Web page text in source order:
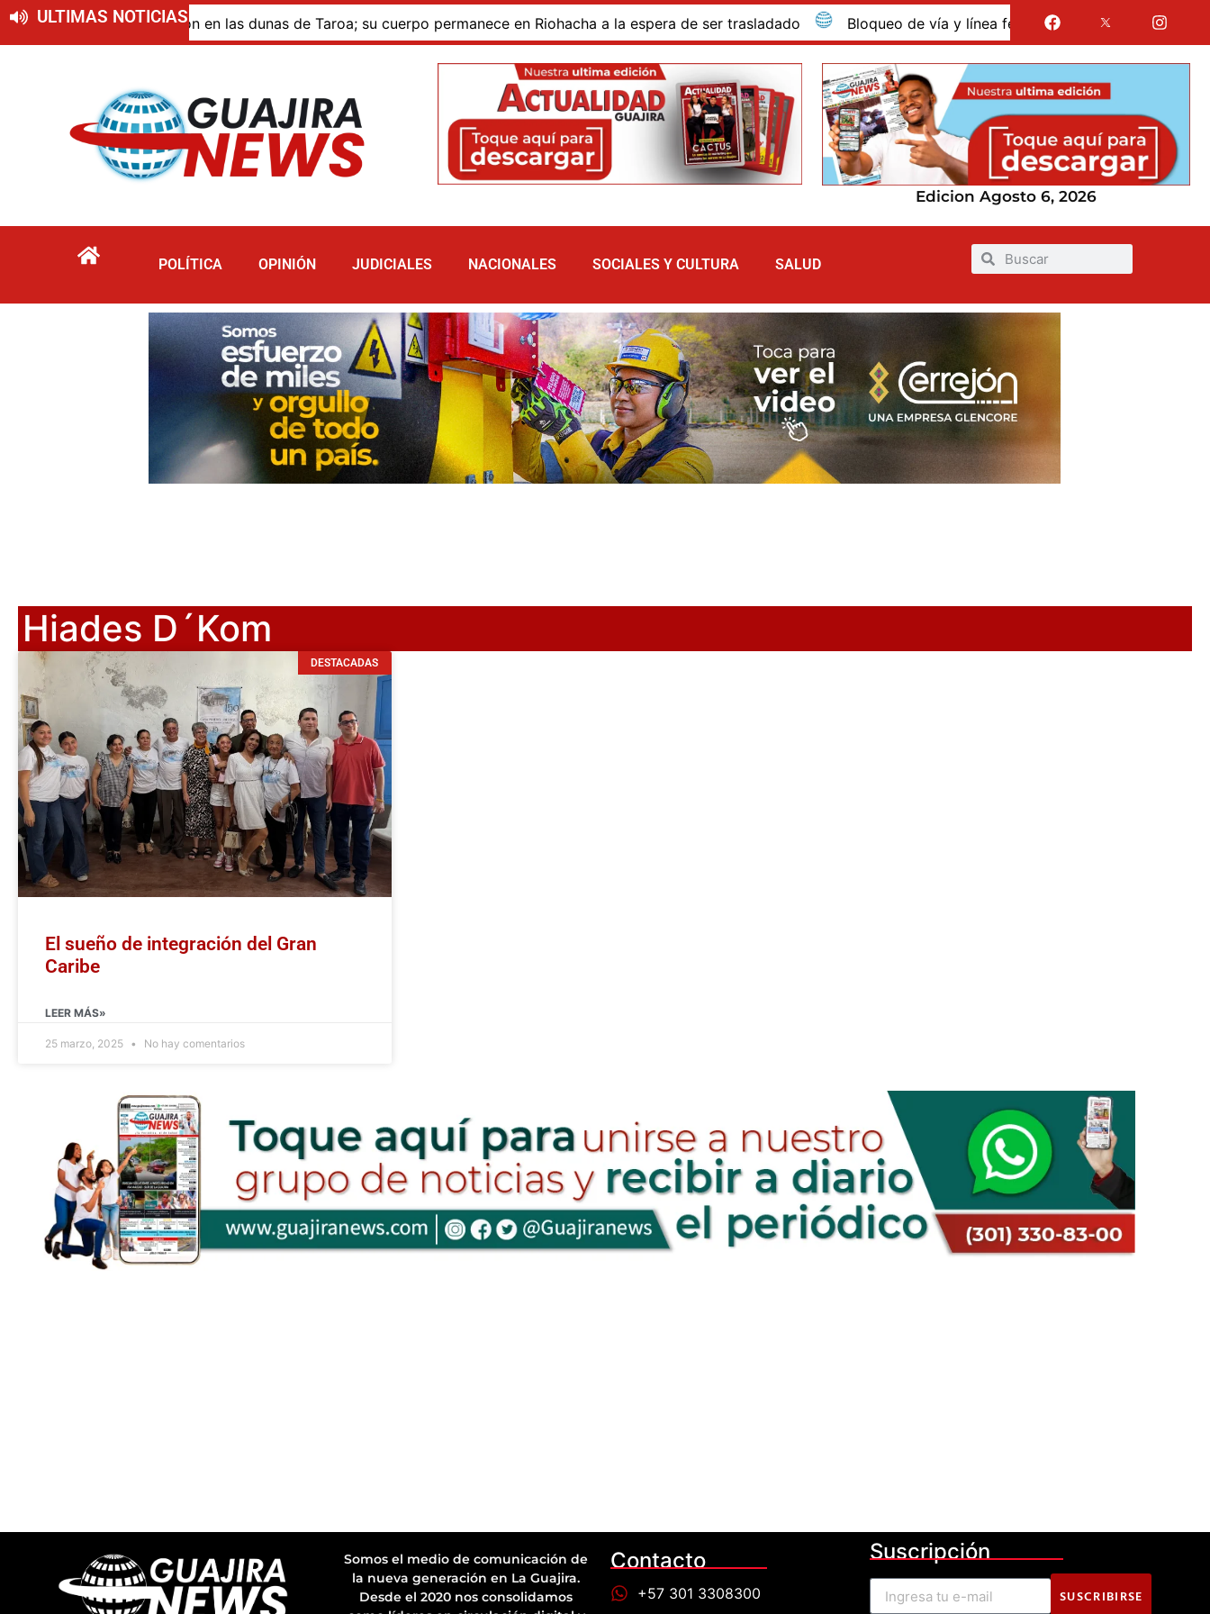
ULTIMAS NOTICIAS
por inmersión en las dunas de Taroa; su cuerpo permanece en Riohacha a la espera de ser trasladado Bloqueo de vía y línea férrea en Albania por presunto
Edicion Agosto 6, 2026
POLÍTICA OPINIÓN JUDICIALES NACIONALES SOCIALES Y CULTURA SALUD
Hiades D´Kom
DESTACADAS
El sueño de integración del Gran
Caribe
LEER MÁS»
25 marzo, 2025 No hay comentarios
Somos el medio de comunicación de
la nueva generación en La Guajira.
Desde el 2020 nos consolidamos
Contacto
+57 301 3308300
Suscripción
SUSCRIBIRSE